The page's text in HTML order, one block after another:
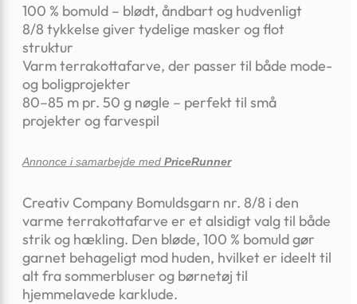
100 % bomuld – blødt, åndbart og hudvenligt
8/8 tykkelse giver tydelige masker og flot
struktur
Varm terrakottafarve, der passer til både mode-
og boligprojekter
80–85 m pr. 50 g nøgle – perfekt til små
projekter og farvespil
Annonce i samarbejde med PriceRunner
Creativ Company Bomuldsgarn nr. 8/8 i den
varme terrakottafarve er et alsidigt valg til både
strik og hækling. Den bløde, 100 % bomuld gør
garnet behageligt mod huden, hvilket er ideelt til
alt fra sommerbluser og børnetøj til
hjemmelavede karklude.